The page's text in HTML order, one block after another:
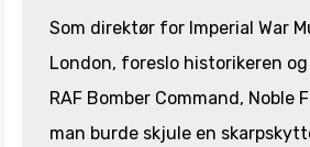
Som direktør for Imperial War
London, foreslo historikeren
RAF Bomber Command, Noble
man burde skjule en